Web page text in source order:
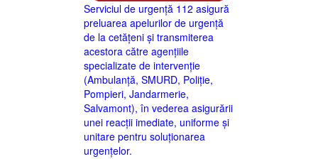
Serviciul de urgență 112 asigură
preluarea apelurilor de urgență
de la cetățeni și transmiterea
acestora către agențiile
specializate de intervenție
(Ambulanță, SMURD, Poliție,
Pompieri, Jandarmerie,
Salvamont), în vederea asigurării
unei reacții imediate, uniforme și
unitare pentru soluționarea
urgențelor.